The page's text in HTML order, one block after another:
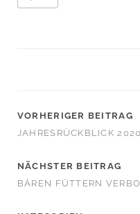
VORHERIGER BEITRAG
JAHRESRÜCKBLICK 2020
NÄCHSTER BEITRAG
BÄREN FÜTTERN